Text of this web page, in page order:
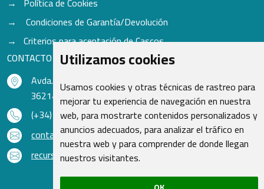
Utilizamos cookies
Usamos cookies y otras técnicas de rastreo para
mejorar tu experiencia de navegación en nuestra
web, para mostrarte contenidos personalizados y
anuncios adecuados, para analizar el tráfico en
nuestra web y para comprender de donde llegan
nuestros visitantes.
Condiciones de Garantía/Devolución
Criterios para aceptación de Cascos
CONTACTO
Avda. do Freixo - Sardoma, 13
36214 Vigo - Pontevedra - España
(+34) 986 48 16 33
contacto@qsr.es
recursoshumanos@qsr.es